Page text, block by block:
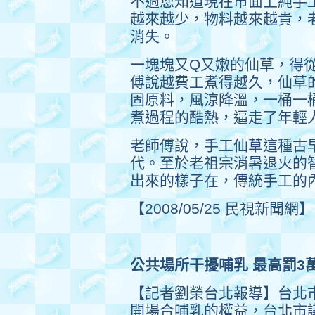
越來越少，物料越來越貴，
消失。
一塊塊又Q又嫩的仙草，得
傅說越費工煮得越久，仙草
固原料，風涼降溫，一桶一
煮過程的酷熱，逼走了年輕
老師傅說，手工仙草這種古
代。至於老祖宗消暑退火的
出來的樣子在，傳統手工的
【2008/05/25 民視新聞網】
公共場所干擾哺乳 最高罰3
【記者劉榮台北報導】台
開場合哺乳的權益，台北市